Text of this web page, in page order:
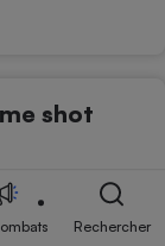
shot
Rechercher